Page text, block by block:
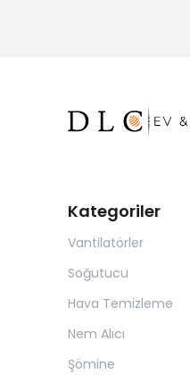
Kategoriler
Vantilatörler
Soğutucu
Hava Temizleme
Nem Alıcı
Şömine